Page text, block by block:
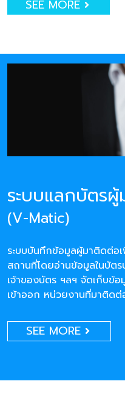
SEE MORE
ระบบแลกบัตร
(V-Matic)
ระบบบันทึกข้อมูลผู้มาติดต่อ
สถานที่โดยอ่านข้อมูลในบัต
เจ้าของบัตร ฯลฯ จัดเก็บข้อ
เข้าออก หน่วยงานที่มาติดต่
SEE MORE